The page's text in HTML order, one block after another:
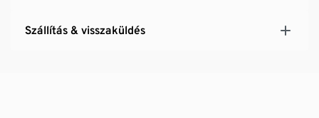
Szállítás & visszaküldés